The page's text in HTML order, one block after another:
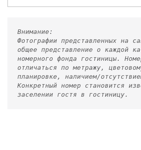
Внимание:
Фотографии представленных на
общее представление о каждой
номерного фонда гостиницы.
отличаться по метражу,
планировке, наличием/
Конкретный номер становится
заселении гостя в гостиницу.